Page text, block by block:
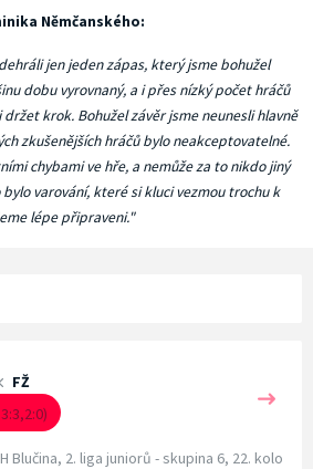
FŽ
Blučina, 2. liga juniorů - skupina 6, 22. kolo
Němčanského:
jen jeden zápas, který jsme bohužel
dobu vyrovnaný, a i přes nízký počet hráčů
krok. Bohužel závěr jsme neunesli hlavně
zkušenějších hráčů bylo neakceptovatelné.
chybami ve hře, a nemůže za to nikdo jiný
varování, které si kluci vezmou trochu k
lépe připraveni."